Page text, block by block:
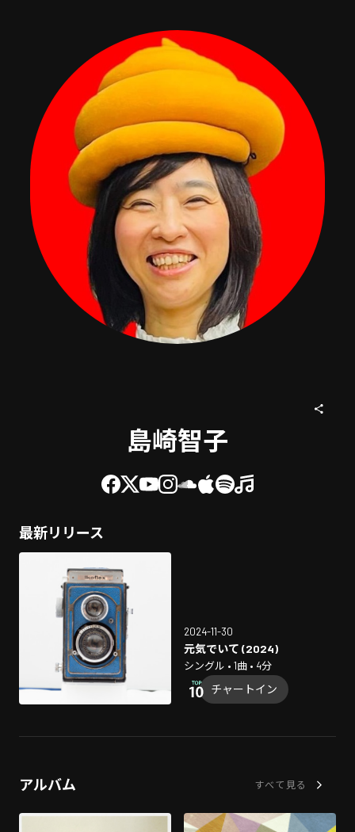
島崎智子
最新リリース
2024-11-30
元気でいて (2024)
シングル • 1曲 • 4分
チャートイン
アルバム すべて見る